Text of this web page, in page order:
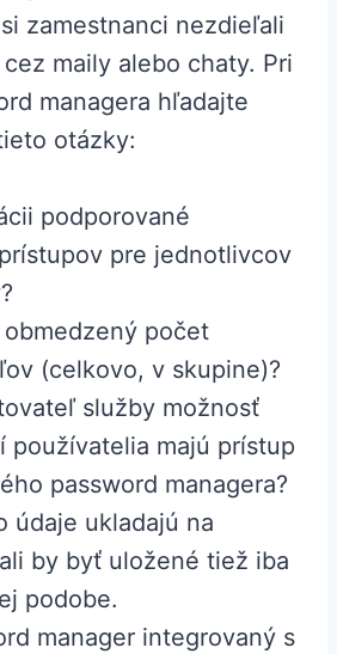
zamestnanci nezdieľali
maily alebo chaty. Pri
managera hľadajte
otázky:
podporované
pre jednotlivcov
počet
(celkovo, v skupine)?
služby možnosť
používatelia majú prístup
password managera?
údaje ukladajú na
by byť uložené tiež iba
podobe.
manager integrovaný s